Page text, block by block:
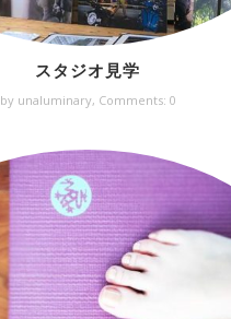
スタジオ見学
by unaluminary, Comments: 0